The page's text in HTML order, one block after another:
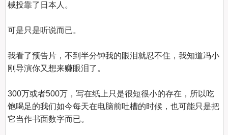
械投靠了日本人。
可是只是听说而已。
我看了预告片，不到半分钟我的眼泪就忍不住，我知道冯小
刚导演你又想来赚眼泪了。
300万或者500万，写在纸上只是很短很小的存在，所以吃
饱喝足的我们如今每天在电脑前吐槽的时候，也可能只是把
它当作书面数字而已。